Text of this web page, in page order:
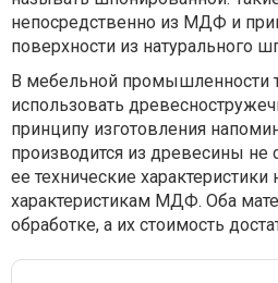
непосредственно из МДФ и
поверхности из натурального
В мебельной промышленности
использовать
принципу изготовления
производится из древесины
ее технические характеристики
характеристикам МДФ. Оба
обработке, а их стоимость